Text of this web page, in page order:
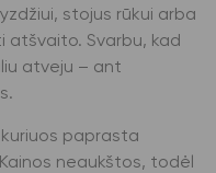
stojus rūkui arba
atšvaito. Svarbu, kad
atveju – ant
paprasta
neaukštos, todėl